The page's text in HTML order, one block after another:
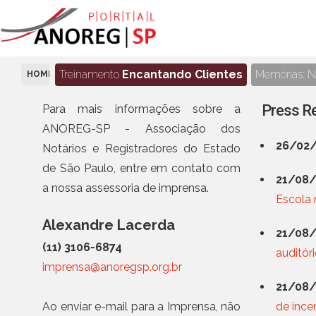
Treinamento Encantando Clientes Memórias:
HOME SALA DE IMPRENSA
Para mais informações sobre a
ANOREG-SP - Associação dos
Notários e Registradores do Estado
de São Paulo, entre em contato com
a nossa assessoria de imprensa.
Alexandre Lacerda
(11) 3106-6874
imprensa@anoregsp.org.br
Ao enviar e-mail para a Imprensa, não
Press
26/
21/08/
Escola
21/08/
21/08/
de